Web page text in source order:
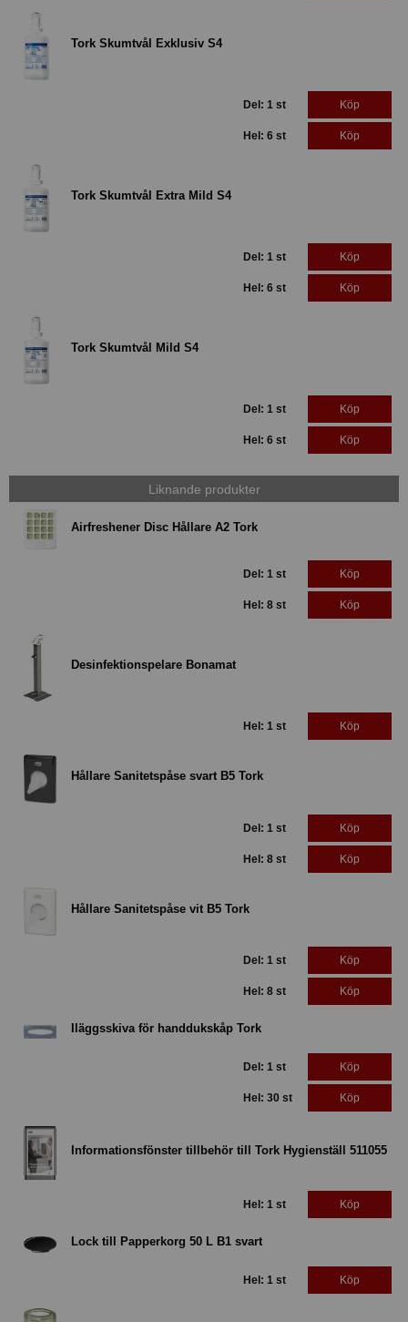
Tork Skumtvål Exklusiv S4
Del: 1 st Köp
Hel: 6 st Köp
Tork Skumtvål Extra Mild S4
Del: 1 st Köp
Hel: 6 st Köp
Tork Skumtvål Mild S4
Del: 1 st Köp
Hel: 6 st Köp
Liknande produkter
Airfreshener Disc Hållare A2 Tork
Del: 1 st Köp
Hel: 8 st Köp
Desinfektionspelare Bonamat
Hel: 1 st Köp
Hållare Sanitetspåse svart B5 Tork
Del: 1 st Köp
Hel: 8 st Köp
Hållare Sanitetspåse vit B5 Tork
Del: 1 st Köp
Hel: 8 st Köp
Iläggsskiva för handdukskåp Tork
Del: 1 st Köp
Hel: 30 st Köp
Informationsfönster tillbehör till Tork Hygienställ 511055
Hel: 1 st Köp
Lock till Papperkorg 50 L B1 svart
Hel: 1 st Köp